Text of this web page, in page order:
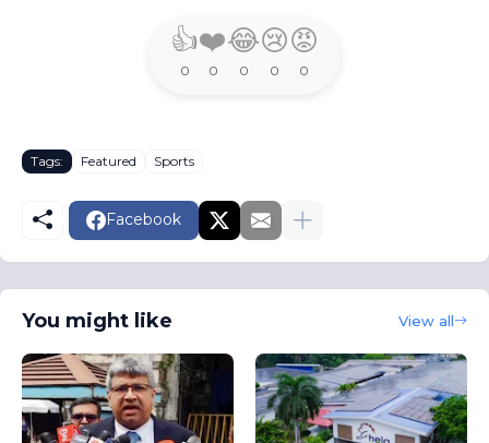
👍
0
❤️
0
😂
0
😢
0
😡
0
Tags: Featured Sports
Facebook
You might like View all